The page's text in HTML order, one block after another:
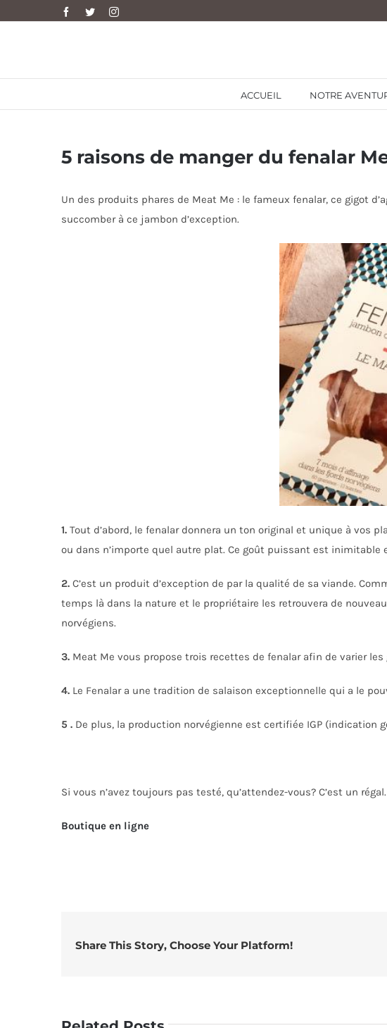
FacebookTwitterInstagram
ACCUEIL NOTRE
5 raisons de manger du fenalar
Un des produits phares de Meat Me : le fameux fenalar, ce gigot
succomber à ce jambon d’exception.
1. Tout d’abord, le fenalar donnera un ton original et unique à vos
ou dans n’importe quel autre plat. Ce goût puissant est
2. C’est un produit d’exception de par la qualité de sa viande.
temps là dans la nature et le propriétaire les retrouvera de
norvégiens.
3. Meat Me vous propose trois recettes de fenalar afin de varier
4. Le Fenalar a une tradition de salaison exceptionnelle qui a le
5 . De plus, la production norvégienne est certifiée IGP (indication
Si vous n’avez toujours pas testé, qu’attendez-vous? C’est un régal.
Boutique en ligne
Share This Story, Choose Your Platform!